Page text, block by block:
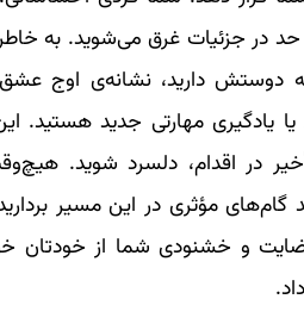
در جزئیات غرق می‌شوید. به
دوستش دارید، نشانه‌ی اوج
یادگیری مهارتی جدید هستید.
در اقدام، دلسرد شوید.
گام‌های مؤثری در این مسیر
و خشنودی شما از خودتان